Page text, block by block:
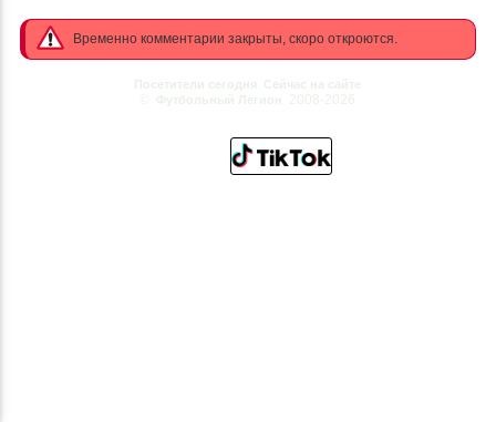
Временно комментарии закрыты, скоро откроются.